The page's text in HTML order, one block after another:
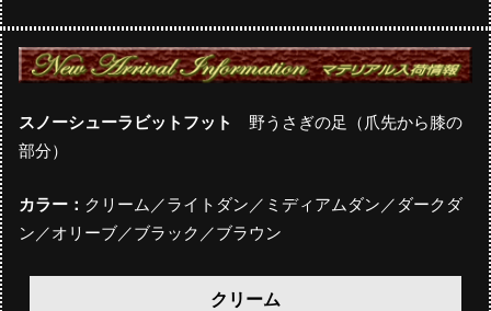
スノーシューラビットフット
野うさぎの足（爪先から膝の
部分）
カラー： クリーム／ライトダン／ミディアムダン／ダークダ
ン／オリーブ／ブラック／ブラウン
クリーム